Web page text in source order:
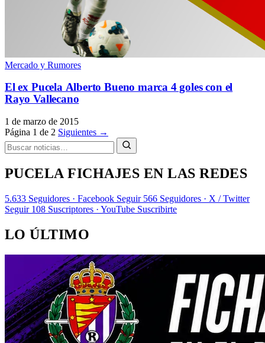
Mercado y Rumores
El ex Pucela Alberto Bueno marca 4 goles con el
Rayo Vallecano
1 de marzo de 2015
Página 1 de 2 Siguientes →
PUCELA FICHAJES EN LAS REDES
5.633 Seguidores · Facebook Seguir 566 Seguidores · X / Twitter
Seguir 108 Suscriptores · YouTube Suscribirte
LO ÚLTIMO